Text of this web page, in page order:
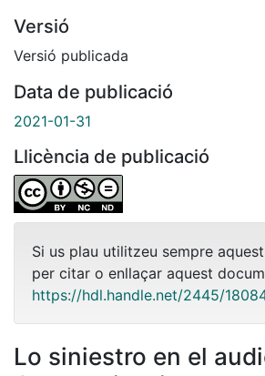
Versió
Versió publicada
Data de publicació
2021-01-31
Llicència de publicació
Si us plau utilitzeu sempre
per citar o enllaçar aquest
https://hdl.handle.net/2445/
Lo siniestro en el